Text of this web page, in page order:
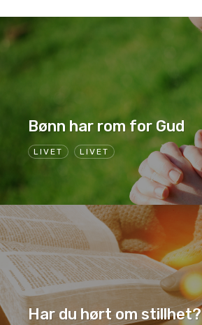
LIVET LIVET
Bønn har rom for Gud
Har du hørt om stillhet?